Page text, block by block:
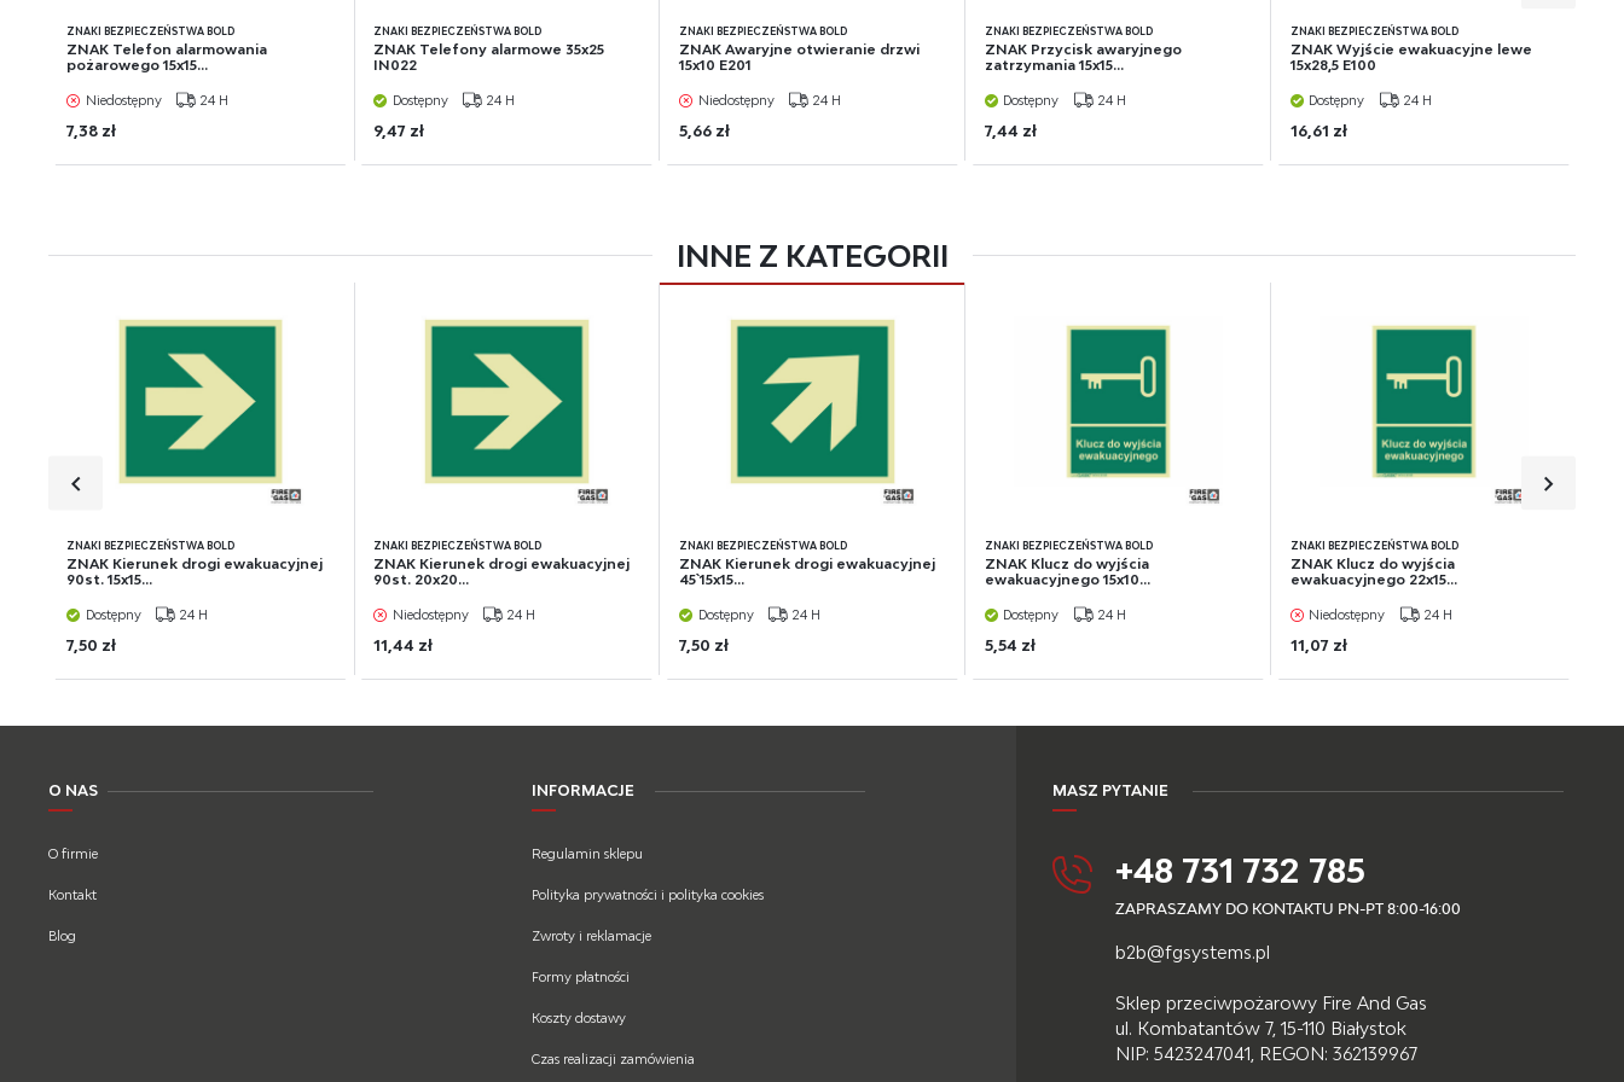
ZNAKI BEZPIECZEŃSTWA BOLD
ZNAK Telefon alarmowania
pożarowego 15x15...
Niedostępny 24 H
7,38 zł
ZNAKI BEZPIECZEŃSTWA BOLD
ZNAK Telefony alarmowe 35x25
IN022
Dostępny 24 H
9,47 zł
ZNAKI BEZPIECZEŃSTWA BOLD
ZNAK Awaryjne otwieranie drzwi
15x10 E201
Niedostępny 24 H
5,66 zł
ZNAKI BEZPIECZEŃSTWA BOLD
ZNAK Przycisk awaryjnego
zatrzymania 15x15...
Dostępny 24 H
7,44 zł
ZNAKI BEZPIECZEŃSTWA BOLD
ZNAK Wyjście ewakuacyjne lewe
15x28,5 E100
Dostępny 24 H
16,61 zł
INNE Z KATEGORII
ZNAKI BEZPIECZEŃSTWA BOLD
ZNAK Kierunek drogi ewakuacyjnej
90st. 15x15...
Dostępny 24 H
7,50 zł
ZNAKI BEZPIECZEŃSTWA BOLD
ZNAK Kierunek drogi ewakuacyjnej
90st. 20x20...
Niedostępny 24 H
11,44 zł
ZNAKI BEZPIECZEŃSTWA BOLD
ZNAK Kierunek drogi ewakuacyjnej
45` 15x15...
Dostępny 24 H
7,50 zł
ZNAKI BEZPIECZEŃSTWA BOLD
ZNAK Klucz do wyjścia
ewakuacyjnego 15x10...
Dostępny 24 H
5,54 zł
ZNAKI BEZPIECZEŃSTWA BOLD
ZNAK Klucz do wyjścia
ewakuacyjnego 22x15...
Niedostępny 24 H
11,07 zł
O NAS
O firmie
Kontakt
Blog
INFORMACJE
Regulamin sklepu
Polityka prywatności i polityka cookies
Zwroty i reklamacje
Formy płatności
Koszty dostawy
Czas realizacji zamówienia
MASZ PYTANIE
+48 731 732 785
ZAPRASZAMY DO KONTAKTU PN-PT 8:00-16:00
b2b@fgsystems.pl
Sklep przeciwpożarowy Fire And Gas
ul. Kombatantów 7, 15-110 Białystok
NIP: 5423247041, REGON: 362139967